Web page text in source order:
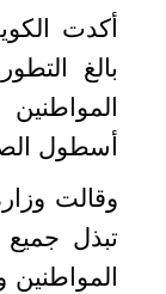
الجالية
الصحفيون
المصريون
الكويت
أكدت
بالغ
أسطول
وقالت
تبذل
المواطنين